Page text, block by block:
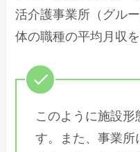
活介護事業所（グル
体の職種の平均月収
このように施設形
す。また、事業所